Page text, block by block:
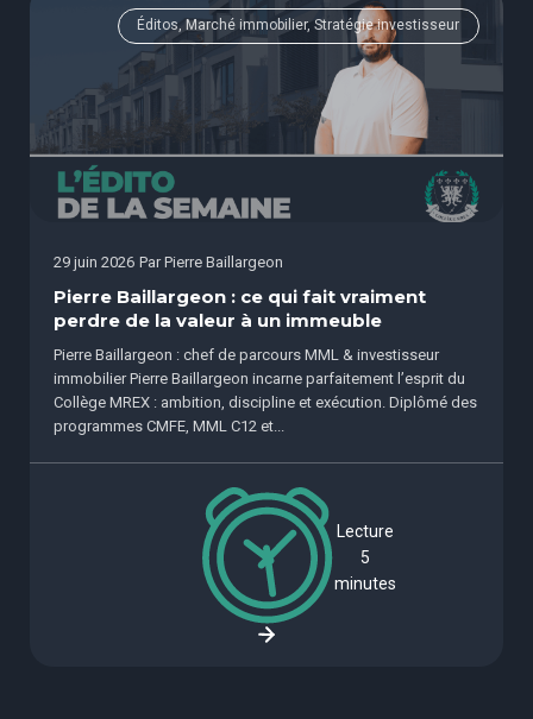
Éditos, Marché immobilier, Stratégie investisseur
29 juin 2026 Par Pierre Baillargeon
Pierre Baillargeon : ce qui fait vraiment
perdre de la valeur à un immeuble
Pierre Baillargeon : chef de parcours MML & investisseur
immobilier Pierre Baillargeon incarne parfaitement l’esprit du
Collège MREX : ambition, discipline et exécution. Diplômé des
programmes CMFE, MML C12 et...
Lecture
5
minutes